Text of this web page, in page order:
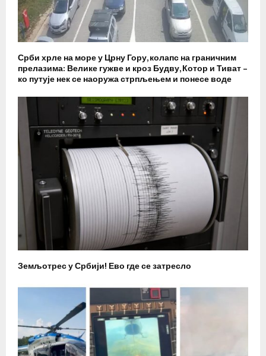
Срби хрле на море у Црну Гору, колапс на граничним
прелазима: Велике гужве и кроз Будву, Котор и Тиват –
ко путује нек се наоружа стрпљењем и понесе воде
Земљотрес у Србији! Ево где се затресло